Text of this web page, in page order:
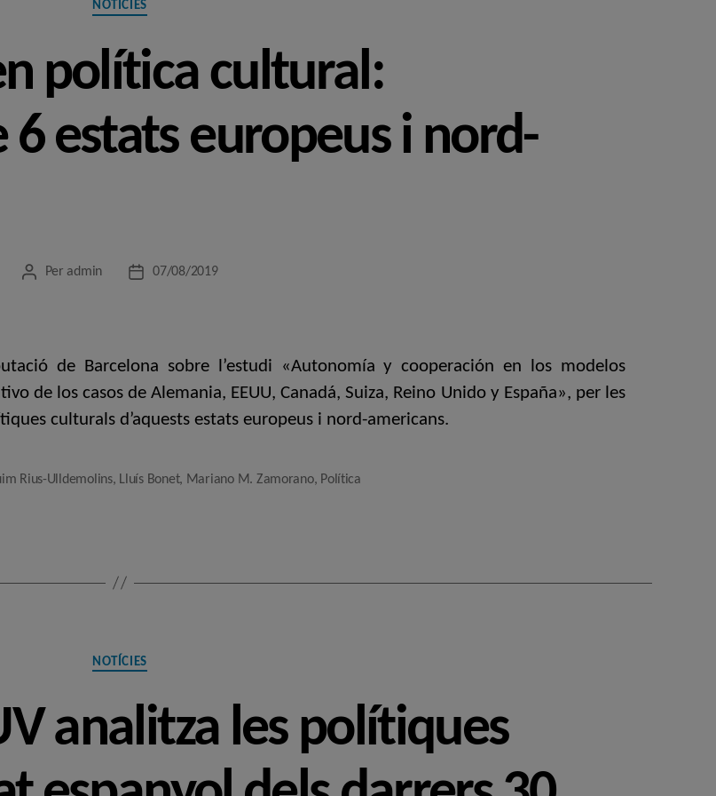
NOTÍCIES
política cultural:
estats europeus i nord-
Autor
Per admin
Data07/08/2019
de Barcelona sobre l’estudi «Autonomía y cooperación en los modelos
de los casos de Alemania, EEUU, Canadá, Suiza, Reino Unido y España», per les
culturals d’aquests estats europeus i nord-americans.
Rius-Ulldemolins, Lluís Bonet, Mariano M. Zamorano, Política
Categories
NOTÍCIES
analitza les polítiques